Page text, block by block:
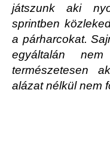
játszunk aki
sprintben
a párharcokat.
egyáltalán
természetesen
alázat nélkül nem